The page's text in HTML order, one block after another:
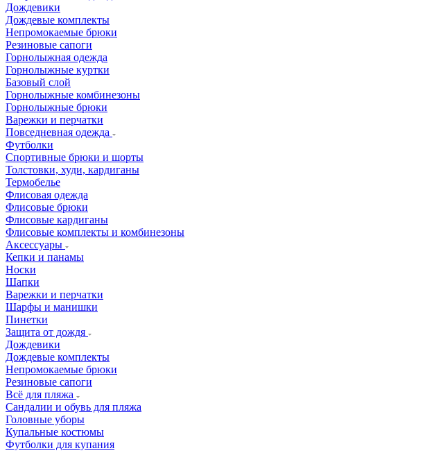
Дождевики
Дождевые комплекты
Непромокаемые брюки
Резиновые сапоги
Горнолыжная одежда
Горнолыжные куртки
Базовый слой
Горнолыжные комбинезоны
Горнолыжные брюки
Варежки и перчатки
Повседневная одежда
Футболки
Спортивные брюки и шорты
Толстовки, худи, кардиганы
Термобелье
Флисовая одежда
Флисовые брюки
Флисовые кардиганы
Флисовые комплекты и комбинезоны
Аксессуары
Кепки и панамы
Носки
Шапки
Варежки и перчатки
Шарфы и манишки
Пинетки
Защита от дождя
Дождевики
Дождевые комплекты
Непромокаемые брюки
Резиновые сапоги
Всё для пляжа
Сандалии и обувь для пляжа
Головные уборы
Купальные костюмы
Футболки для купания